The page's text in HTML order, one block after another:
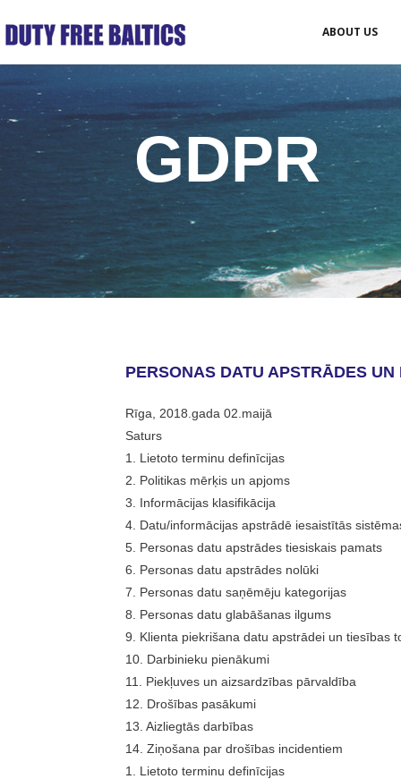
ABOUT US
GDPR
PERSONAS DATU APSTRĀDES
Rīga, 2018.gada 02.maijā
Saturs
1. Lietoto terminu definīcijas
2. Politikas mērķis un apjoms
3. Informācijas klasifikācija
4. Datu/informācijas apstrādē iesaistītās
5. Personas datu apstrādes tiesiskais pamats
6. Personas datu apstrādes nolūki
7. Personas datu saņēmēju kategorijas
8. Personas datu glabāšanas ilgums
9. Klienta piekrišana datu apstrādei un tiesības
10. Darbinieku pienākumi
11. Piekļuves un aizsardzības pārvaldība
12. Drošības pasākumi
13. Aizliegtās darbības
14. Ziņošana par drošības incidentiem
1. Lietoto terminu definīcijas